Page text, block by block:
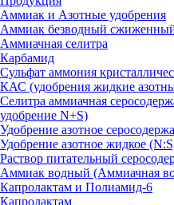
Аммиак и Азотные удобрения
Аммиак безводный
Аммиачная селитра
Карбамид
Сульфат аммония
КАС (удобрения жидкие
Селитра аммиачная
удобрение N+S)
Удобрение азотное
Удобрение азотное жидкое
Раствор питательный
Аммиак водный (Аммиачная
Капролактам и Полиамид-6
Капролактам